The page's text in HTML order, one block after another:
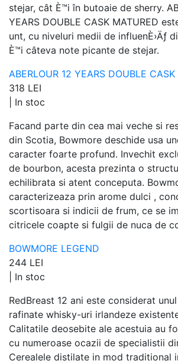
stejar, cât È™i în butoaie de sherry.
YEARS DOUBLE CASK MATURED
unt, cu niveluri medii de influenÈ›Äƒ
È™i câteva note picante de stejar.
ABERLOUR 12 YEARS DOUBLE
318 LEI
In stoc
Facand parte din cea mai veche si
din Scotia, Bowmore deschide usa
caracter foarte profund. Invechit
de bourbon, acesta prezinta o
echilibrata si atent conceputa.
caracterizeaza prin arome dulci ,
scortisoara si indicii de frum, ce se
citricele coapte si fulgii de nuca de
BOWMORE LEGEND
244 LEI
In stoc
RedBreast 12 ani este considerat
rafinate whisky-uri irlandeze
Calitatile deosebite ale acestuia au
cu numeroase ocazii de specialistii
Cerealele distilate in mod traditional